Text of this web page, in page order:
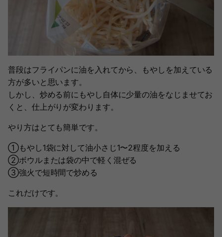
普段はフライパンに油を入れてから、もやしを加えている
方が多いと思います。
しかし、炒める前にもやし自体に少量の油をなじませてお
くと、仕上がりが変わります。
やり方はとても簡単です。
①もやし1袋に対して油小さじ1〜2程度を加える
②ボウルまたは袋の中で軽く混ぜる
③強火で短時間で炒める
これだけです。